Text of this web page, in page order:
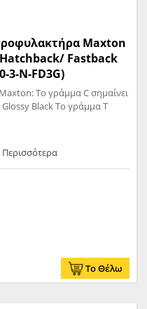
Maxton
Fastback
3-N-FD3G)
Το γράμμα C σημαίνει
Black Το γράμμα T
Το Θέλω